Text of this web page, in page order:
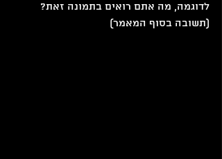
לדוגמה, מה אתם רואים בתמונה זאת?
(תשובה בסוף המאמר)